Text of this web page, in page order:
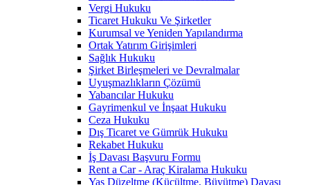
Vergi Hukuku
Ticaret Hukuku Ve Şirketler
Kurumsal ve Yeniden Yapılandırma
Ortak Yatırım Girişimleri
Sağlık Hukuku
Şirket Birleşmeleri ve Devralmalar
Uyuşmazlıkların Çözümü
Yabancılar Hukuku
Gayrimenkul ve İnşaat Hukuku
Ceza Hukuku
Dış Ticaret ve Gümrük Hukuku
Rekabet Hukuku
İş Davası Başvuru Formu
Rent a Car - Araç Kiralama Hukuku
Yaş Düzeltme (Küçültme, Büyütme) Davası